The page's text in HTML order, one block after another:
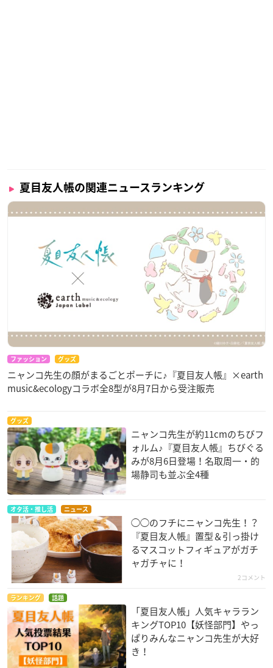
夏目友人帳の関連ニュースランキング
ファッション グッズ
ニャンコ先生の顔がまるごとポーチに♪『夏目友人帳』×earth
music&ecologyコラボ全8型が8月7日から受注販売
グッズ
ニャンコ先生が約11cmのちびフ
ォルム♪『夏目友人帳』ちびぐる
みが8月6日登場！名取周一・的
場静司も並ぶ全4種
オタ活・推し活 ニュース
◯◯のフチにニャンコ先生！？
『夏目友人帳』置型＆引っ掛け
るマスコットフィギュアがガチ
ャガチャに！
2コメント
ランキング 話題
「夏目友人帳」人気キャララン
キングTOP10【妖怪部門】やっ
ぱりみんなニャンコ先生が大好
き！